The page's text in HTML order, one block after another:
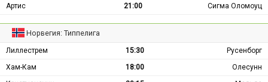
Артис
21:00 Сигма Оломоуц
Норвегия: Типпелига
Лиллестрем 15:30
Русенборг
Хам-Кам
18:00
Олесунн